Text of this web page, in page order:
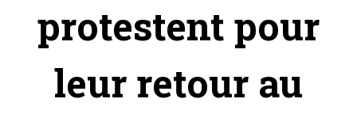
protestent pour
leur retour au